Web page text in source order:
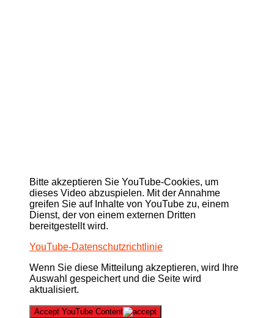
Bitte akzeptieren Sie YouTube-Cookies, um
dieses Video abzuspielen. Mit der Annahme
greifen Sie auf Inhalte von YouTube zu, einem
Dienst, der von einem externen Dritten
bereitgestellt wird.
YouTube-Datenschutzrichtlinie
Wenn Sie diese Mitteilung akzeptieren, wird Ihre
Auswahl gespeichert und die Seite wird
aktualisiert.
Accept YouTube Content